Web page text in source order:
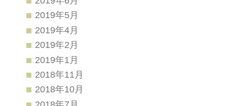
2019年5月
2019年4月
2019年2月
2019年1月
2018年11月
2018年10月